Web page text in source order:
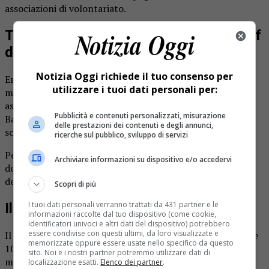
associazioni di volontariato.
Trivero lutto per Mariella Barberis, prof
di lettere alle medie
Era stata insegnante di lettere per molti anni alle scuole
medie di Trivero Ronco. Ed era impegnata in varie
associazioni di volontariato. Il Triverese piange Mariella
Barberis Negra, 71 anni, morta a seguito di una malattia
scoperta solo pochi mesi fa.
Per anni era stata volontaria all’interno dell’Avis Trivero,
dell’associazione Amici del santuario della Brughiera e
dell’associazione Delfino.
Il funerale mercoledì mattina
Il funerale sarà celebrato a Trivero mercoledì mattina alle
10.30. Il rosario sarà celebrato nella serata di domani,
martedì 2 agosto, alle 20.
Notizia Oggi richiede il tuo consenso per
utilizzare i tuoi dati personali per:
Pubblicità e contenuti personalizzati, misurazione
delle prestazioni dei contenuti e degli annunci,
ricerche sul pubblico, sviluppo di servizi
Archiviare informazioni su dispositivo e/o accedervi
Scopri di più
I tuoi dati personali verranno trattati da 431 partner e le
informazioni raccolte dal tuo dispositivo (come cookie,
identificatori univoci e altri dati del dispositivo) potrebbero
essere condivise con questi ultimi, da loro visualizzate e
memorizzate oppure essere usate nello specifico da questo
sito. Noi e i nostri partner potremmo utilizzare dati di
localizzazione esatti. Elenco dei partner.